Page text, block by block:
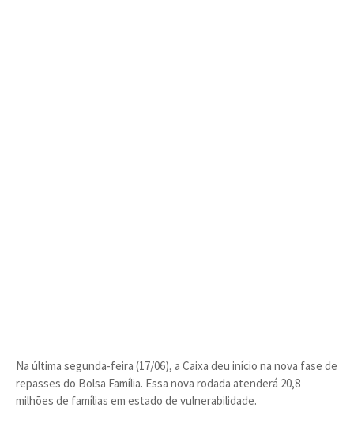
Na última segunda-feira (17/06), a Caixa deu início na nova fase de
repasses do Bolsa Família. Essa nova rodada atenderá 20,8
milhões de famílias em estado de vulnerabilidade.